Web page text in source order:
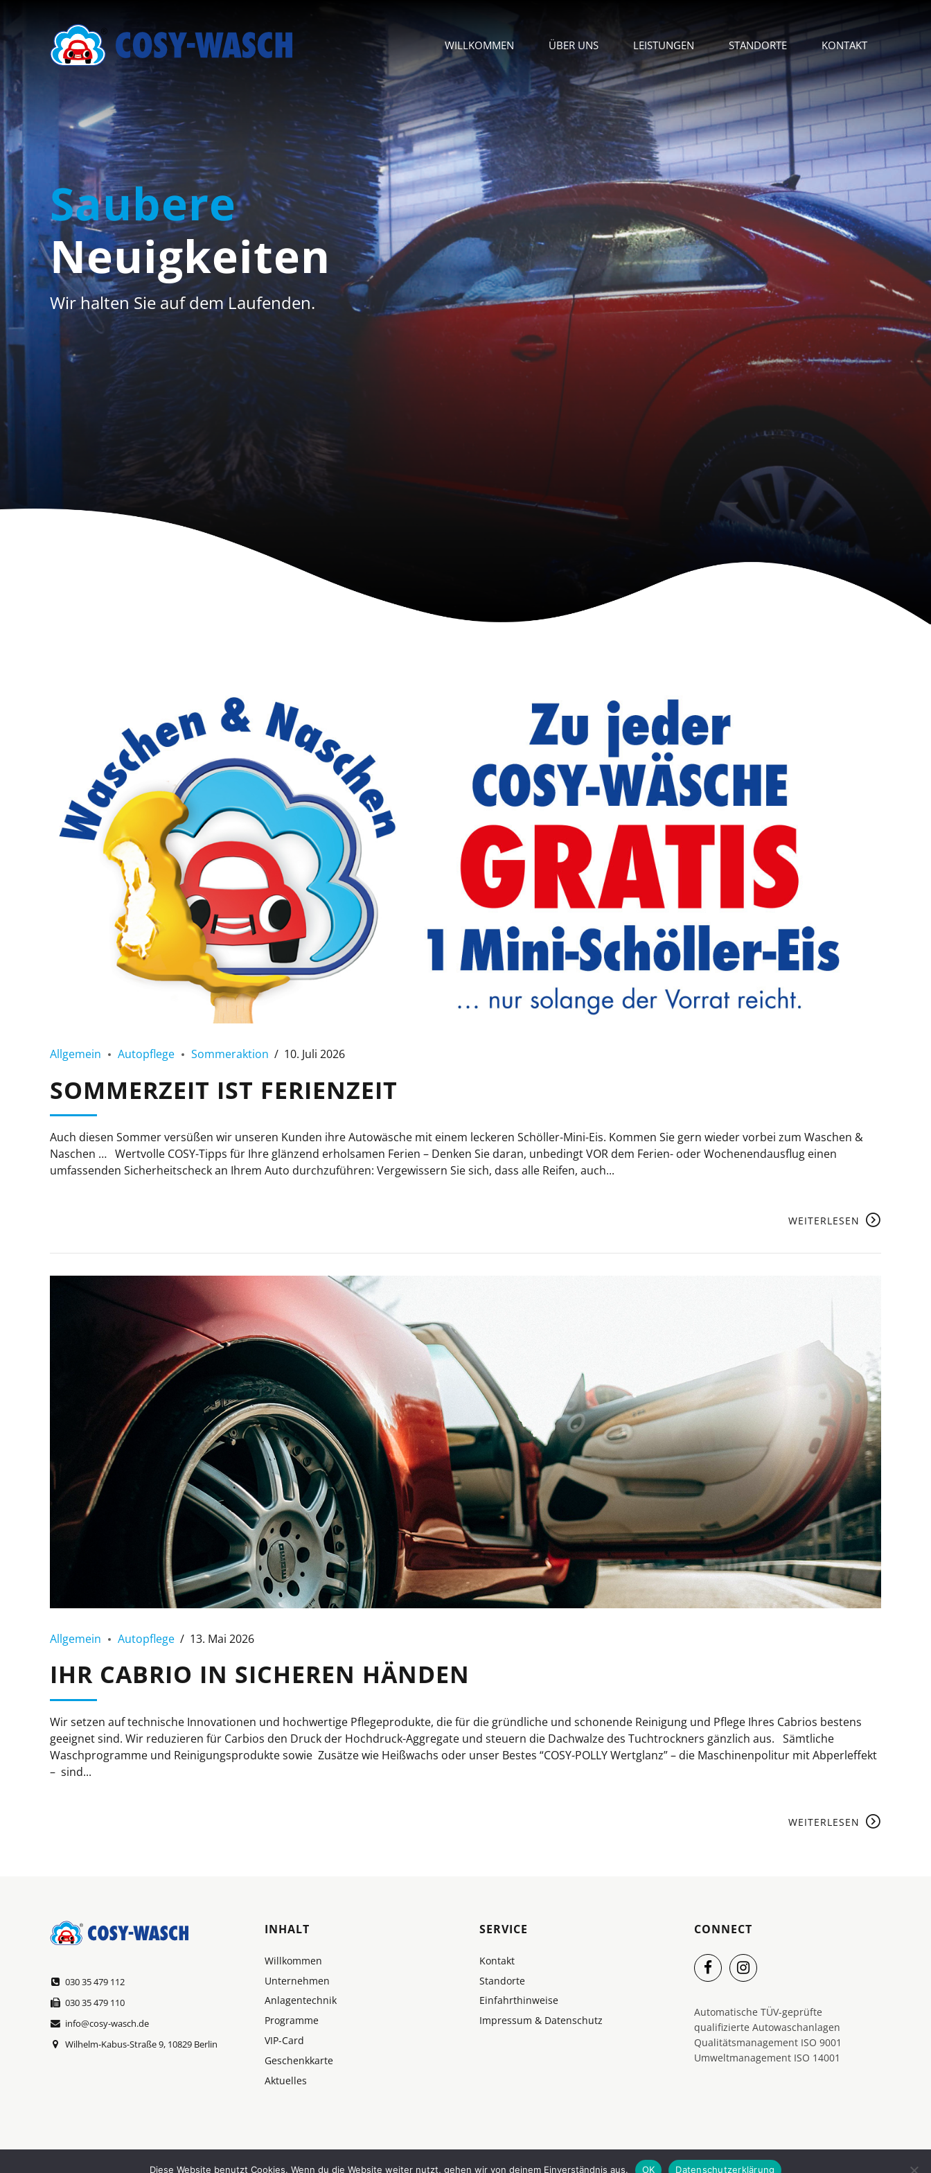
WILLKOMMEN ÜBER UNS LEISTUNGEN STANDORTE KONTAKT
Saubere
Neuigkeiten
Wir halten Sie auf dem Laufenden.
Allgemein Autopflege Sommeraktion 10. Juli 2026
SOMMERZEIT IST FERIENZEIT
Auch diesen Sommer versüßen wir unseren Kunden ihre Autowäsche mit einem leckeren Schöller-Mini-Eis. Kommen Sie gern wieder vorbei zum Waschen &
Naschen … Wertvolle COSY-Tipps für Ihre glänzend erholsamen Ferien – Denken Sie daran, unbedingt VOR dem Ferien- oder Wochenendausflug einen
umfassenden Sicherheitscheck an Ihrem Auto durchzuführen: Vergewissern Sie sich, dass alle Reifen, auch...
WEITERLESEN
Allgemein Autopflege 13. Mai 2026
IHR CABRIO IN SICHEREN HÄNDEN
Wir setzen auf technische Innovationen und hochwertige Pflegeprodukte, die für die gründliche und schonende Reinigung und Pflege Ihres Cabrios bestens
geeignet sind. Wir reduzieren für Carbios den Druck der Hochdruck-Aggregate und steuern die Dachwalze des Tuchtrockners gänzlich aus. Sämtliche
Waschprogramme und Reinigungsprodukte sowie Zusätze wie Heißwachs oder unser Bestes “COSY-POLLY Wertglanz” – die Maschinenpolitur mit Abperleffekt
– sind...
WEITERLESEN
030 35 479 112
030 35 479 110
info@cosy-wasch.de
Wilhelm-Kabus-Straße 9, 10829 Berlin
INHALT
Willkommen
Unternehmen
Anlagentechnik
Programme
VIP-Card
Geschenkkarte
Aktuelles
SERVICE
Kontakt
Standorte
Einfahrthinweise
Impressum & Datenschutz
CONNECT
Automatische TÜV-geprüfte
qualifizierte Autowaschanlagen
Qualitätsmanagement ISO 9001
Umweltmanagement ISO 14001
©2026 COSY-WASCH. Alle Rechte vorbehalten.Diese Website benutzt Cookies. Wenn du die Website weiter nutzt, gehen wir von deinem Einverständnis aus. OK Datenschutzerklärung